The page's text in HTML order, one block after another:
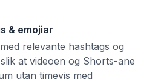
& emojiar
relevante hashtags og
at videoen og Shorts-ane
utan timevis med